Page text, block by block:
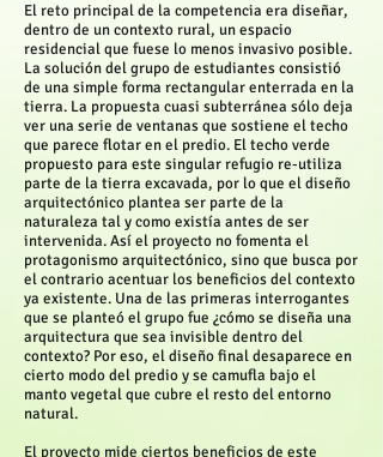
El reto principal de la competencia era diseñar,
dentro de un contexto rural, un espacio
residencial que fuese lo menos invasivo posible.
La solución del grupo de estudiantes consistió
de una simple forma rectangular enterrada en la
tierra. La propuesta cuasi subterránea sólo deja
ver una serie de ventanas que sostiene el techo
que parece flotar en el predio. El techo verde
propuesto para este singular refugio re-utiliza
parte de la tierra excavada, por lo que el diseño
arquitectónico plantea ser parte de la
naturaleza tal y como existía antes de ser
intervenida. Así el proyecto no fomenta el
protagonismo arquitectónico, sino que busca por
el contrario acentuar los beneficios del contexto
ya existente. Una de las primeras interrogantes
que se planteó el grupo fue ¿cómo se diseña una
arquitectura que sea invisible dentro del
contexto? Por eso, el diseño final desaparece en
cierto modo del predio y se camufla bajo el
manto vegetal que cubre el resto del entorno
natural.
El proyecto mide ciertos beneficios de este